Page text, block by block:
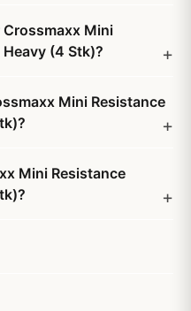
Mini
(4 Stk)?
Mini Resistance
Mini Resistance